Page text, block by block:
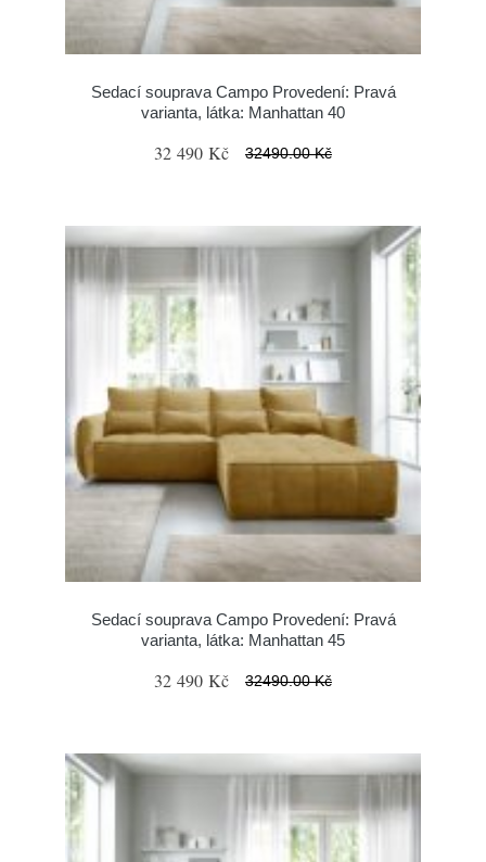
Sedací souprava Campo Provedení: Pravá
varianta, látka: Manhattan 40
32 490 Kč 32490.00 Kč
Sedací souprava Campo Provedení: Pravá
varianta, látka: Manhattan 45
32 490 Kč 32490.00 Kč